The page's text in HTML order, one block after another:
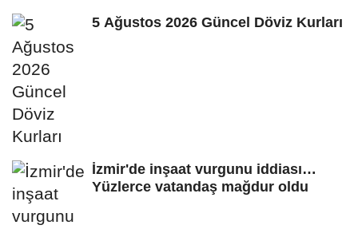
5 Ağustos 2026 Güncel Döviz Kurları
İzmir'de inşaat vurgunu iddiası…
Yüzlerce vatandaş mağdur oldu